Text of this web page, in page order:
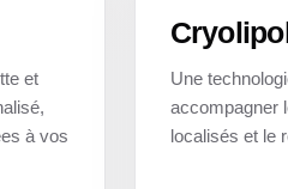
et
à vos
Une
accompagner
localisés et le